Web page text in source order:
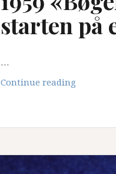
starten på
…
Continue reading
kjøbe»